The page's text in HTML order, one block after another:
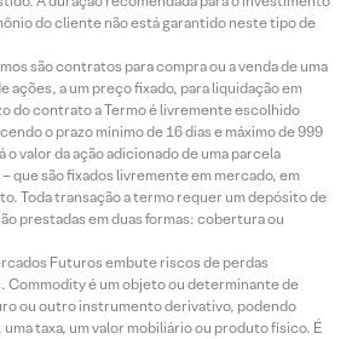
do cliente não está garantido neste tipo de
são contratos para compra ou a venda de uma
ações, a um preço fixado, para liquidação em
do contrato a Termo é livremente escolhido
o prazo mínimo de 16 dias e máximo de 999
valor da ação adicionado de uma parcela
que são fixados livremente em mercado, em
Toda transação a termo requer um depósito de
prestadas em duas formas: cobertura ou
Futuros embute riscos de perdas
Commodity é um objeto ou determinante de
ou outro instrumento derivativo, podendo
taxa, um valor mobiliário ou produto físico. É